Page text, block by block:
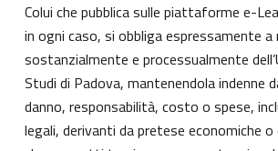
Colui che pubblica sulle piattaforme e-
in ogni caso, si obbliga espressamente a
sostanzialmente e processualmente
Studi di Padova, mantenendola indenne
danno, responsabilità, costo o spese,
legali, derivanti da pretese economiche